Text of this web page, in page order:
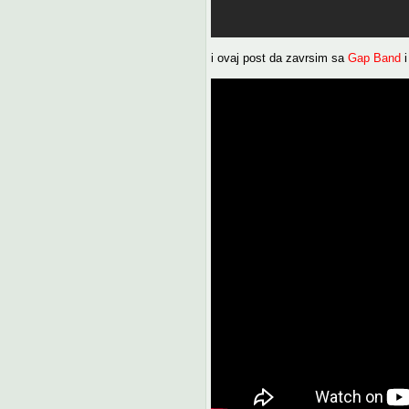
i ovaj post da zavrsim sa Gap Bandi